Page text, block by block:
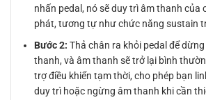
nhấn pedal, nó sẽ duy trì âm thanh của
phát, tương tự như chức năng sustain
Bước 2: Thả chân ra khỏi pedal để
thanh, và âm thanh sẽ trở lại bình
trợ điều khiển tạm thời, cho phép bạn
duy trì hoặc ngừng âm thanh khi cần